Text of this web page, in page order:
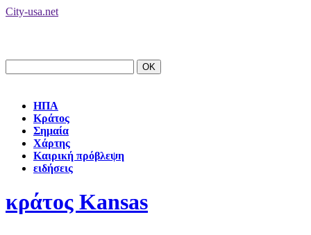
City-usa.net
ΗΠΑ
Κράτος
Σημαία
Χάρτης
Καιρική πρόβλεψη
ειδήσεις
κράτος Kansas